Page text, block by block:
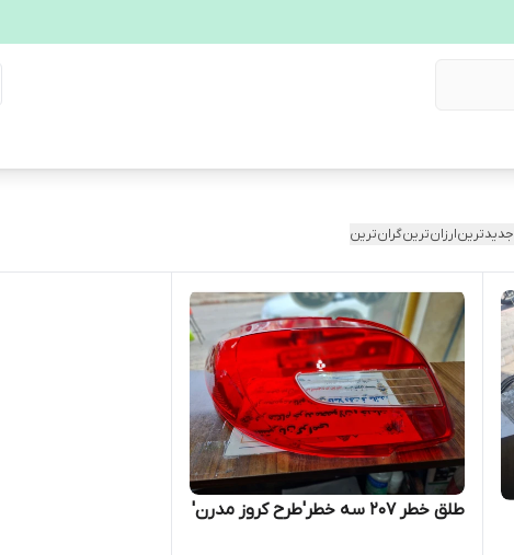
جدیدترینارزان‌ترینگران‌ترین
طلق خطر ۲۰۷ سه خطر'طرح کروز مدرن'